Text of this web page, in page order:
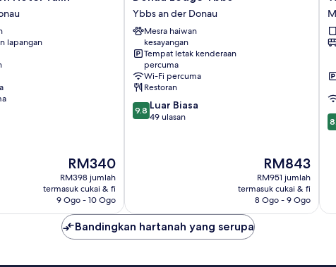
lapangan
Harga
ialah
RM340
RM340
RM398 jumlah
termasuk cukai & fi
9 Ogo - 10 Ogo
Lodge
Ybbs
Ybbs
der
Donau
Ybbs an der Donau
Mesra haiwan
kesayangan
Tempat letak kenderaan
percuma
Wi-Fi percuma
Restoran
9.8
daripada
9.8 Luar Biasa
49 ulasan
Harga
ialah
RM843
RM843
RM951 jumlah
termasuk cukai & fi
8 Ogo - 9 Ogo
Bandingkan hartanah yang serupa